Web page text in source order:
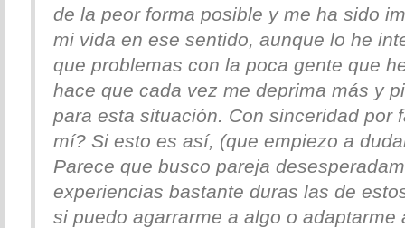
de la peor forma posible y me ha sido
mi vida en ese sentido, aunque lo he
que problemas con la poca gente que
hace que cada vez me deprima más y
para esta situación. Con sinceridad por
mí? Si esto es así, (que empiezo a
Parece que busco pareja
experiencias bastante duras las de
si puedo agarrarme a algo o adaptarme